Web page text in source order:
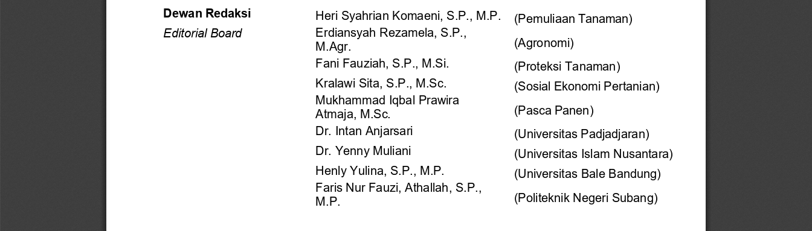
Dewan Redaksi
Editorial Board
Heri Syahrian Komaeni, S.P., M.P. (Pemuliaan Tanaman)
Erdiansyah Rezamela, S.P.,
M.Agr.
(Agronomi)
Fani Fauziah, S.P., M.Si.
(Proteksi Tanaman)
Kralawi Sita, S.P., M.Sc.
(Sosial Ekonomi Pertanian)
Mukhammad Iqbal Prawira
Atmaja, M.Sc.
(Pasca Panen)
Dr. Intan Anjarsari
(Universitas Padjadjaran)
Dr. Yenny Muliani
(Universitas Islam Nusantara)
Henly Yulina, S.P., M.P.
(Universitas Bale Bandung)
Faris Nur Fauzi, Athallah , S.P.,
M.P.
(Politeknik Negeri Subang)